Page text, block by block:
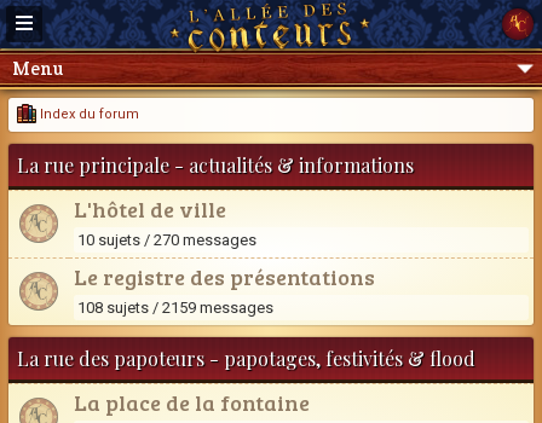
Menu
Index du forum
La rue principale - actualités & informations
L'hôtel de ville
10 sujets / 270 messages
Le registre des présentations
108 sujets / 2159 messages
La rue des papoteurs - papotages, festivités & flood
La place de la fontaine